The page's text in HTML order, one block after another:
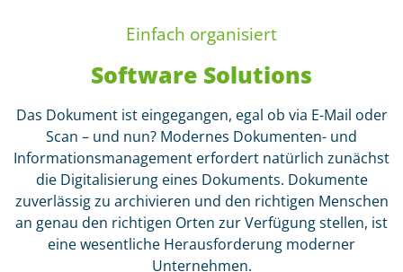
Einfach organisiert
Software Solutions
Das Dokument ist eingegangen, egal ob via E-Mail oder
Scan – und nun? Modernes Dokumenten- und
Informationsmanagement erfordert natürlich zunächst
die Digitalisierung eines Dokuments. Dokumente
zuverlässig zu archivieren und den richtigen Menschen
an genau den richtigen Orten zur Verfügung stellen, ist
eine wesentliche Herausforderung moderner
Unternehmen.